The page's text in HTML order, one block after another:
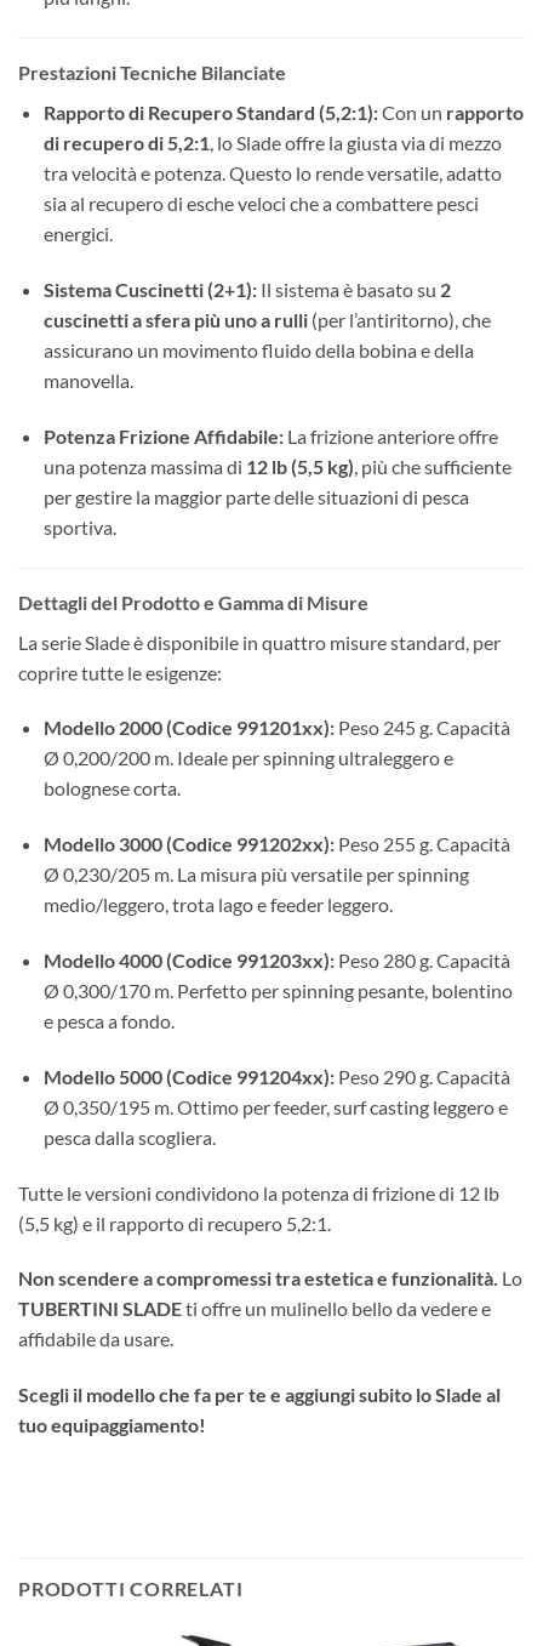
Prestazioni Tecniche Bilanciate
Rapporto di Recupero Standard (5,2:1):Con un rapporto
di recupero di 5,2:1, lo Slade offre la giusta via di mezzo
tra velocità e potenza. Questo lo rende versatile, adatto
sia al recupero di esche veloci che a combattere pesci
energici.
Sistema Cuscinetti (2+1):Il sistema è basato su 2
cuscinetti a sfera più uno a rulli(per l’antiritorno), che
assicurano un movimento fluido della bobina e della
manovella.
Potenza Frizione Affidabile:La frizione anteriore offre
una potenza massima di 12 lb (5,5 kg) , più che sufficiente
per gestire la maggior parte delle situazioni di pesca
sportiva.
Dettagli del Prodotto e Gamma di Misure
La serie Slade è disponibile in quattro misure standard, per
coprire tutte le esigenze:
Modello 2000 (Codice 991201xx):Peso 245 g. Capacità
Ø 0,200/200 m. Ideale per spinning ultraleggero e
bolognese corta.
Modello 3000 (Codice 991202xx):Peso 255 g. Capacità
Ø 0,230/205 m. La misura più versatile per spinning
medio/leggero, trota lago e feeder leggero.
Modello 4000 (Codice 991203xx):Peso 280 g. Capacità
Ø 0,300/170 m. Perfetto per spinning pesante, bolentino
e pesca a fondo.
Modello 5000 (Codice 991204xx):Peso 290 g. Capacità
Ø 0,350/195 m. Ottimo per feeder, surf casting leggero e
pesca dalla scogliera.
Tutte le versioni condividono la potenza di frizione di 12 lb
(5,5 kg) e il rapporto di recupero 5,2:1.
Non scendere a compromessi tra estetica e funzionalità. Lo
TUBERTINI SLADEti offre un mulinello bello da vedere e
affidabile da usare.
Scegli il modello che fa per te e aggiungi subito lo Slade al
tuo equipaggiamento!
PRODOTTI CORRELATI